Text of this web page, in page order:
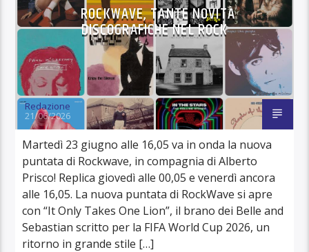
ROCKWAVE, TANTE NOVITÀ
DISCOGRAFICHE NEL ROCK
Redazione
21/06/2026
Martedì 23 giugno alle 16,05 va in onda la nuova
puntata di Rockwave, in compagnia di Alberto
Prisco! Replica giovedì alle 00,05 e venerdì ancora
alle 16,05. La nuova puntata di RockWave si apre
con “It Only Takes One Lion”, il brano dei Belle and
Sebastian scritto per la FIFA World Cup 2026, un
ritorno in grande stile […]